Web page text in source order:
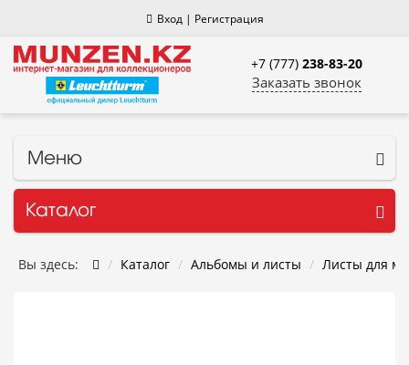
Вход| Регистрация
+7 (777) 238-83-20
Заказать звонок
Меню
Каталог
Вы здесь: Каталог Альбомы и листы Листы для